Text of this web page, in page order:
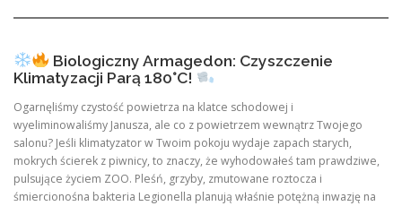
Biologiczny Armagedon: Czyszczenie
Klimatyzacji Parą 180°C!
Ogarnęliśmy czystość powietrza na klatce schodowej i
wyeliminowaliśmy Janusza, ale co z powietrzem wewnątrz Twojego
salonu? Jeśli klimatyzator w Twoim pokoju wydaje zapach starych,
mokrych ścierek z piwnicy, to znaczy, że wyhodowałeś tam prawdziwe,
pulsujące życiem ZOO. Pleśń, grzyby, zmutowane roztocza i
śmiercionośna bakteria Legionella planują właśnie potężną inwazję na